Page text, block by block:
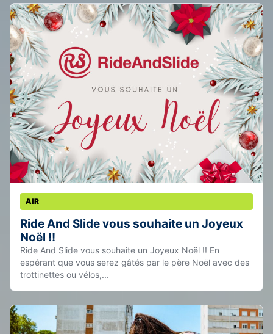
AIR
Ride And Slide vous souhaite un Joyeux
Noël !!
Ride And Slide vous souhaite un Joyeux Noël !! En
espérant que vous serez gâtés par le père Noël avec des
trottinettes ou vélos,...